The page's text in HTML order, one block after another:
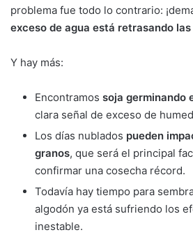
problema fue todo lo contrario:
exceso de agua está retrasando
Y hay más:
Encontramos soja germinando
clara señal de exceso de
Los días nublados pueden
granos, que será el principal
confirmar una cosecha récord.
Todavía hay tiempo para
algodón ya está sufriendo los
inestable.